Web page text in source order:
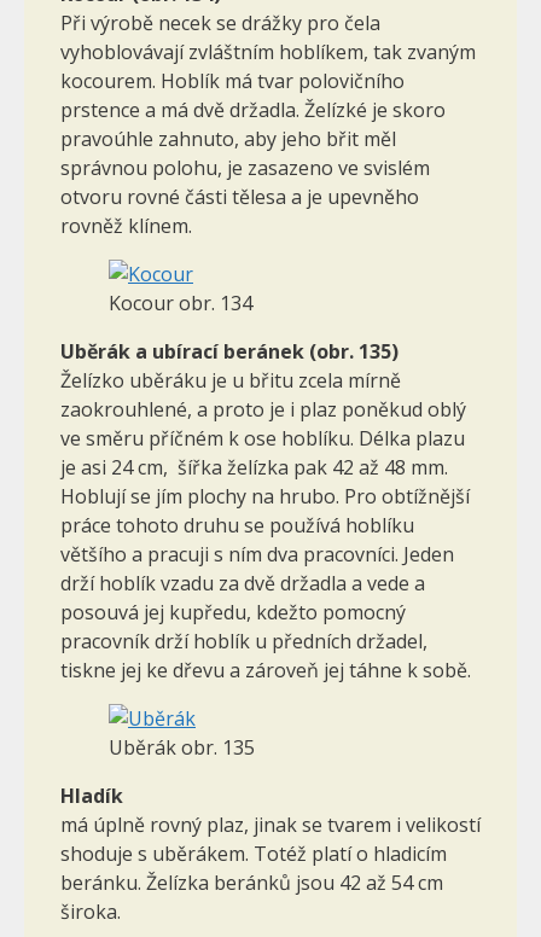
Při výrobě necek se drážky pro čela
vyhoblovávají zvláštním hoblíkem, tak zvaným
kocourem. Hoblík má tvar polovičního
prstence a má dvě držadla. Želízké je skoro
pravoúhle zahnuto, aby jeho břit měl
správnou polohu, je zasazeno ve svislém
otvoru rovné části tělesa a je upevněho
rovněž klínem.
Kocour obr. 134
Uběrák a ubírací beránek (obr. 135)
Želízko uběráku je u břitu zcela mírně
zaokrouhlené, a proto je i plaz poněkud oblý
ve směru příčném k ose hoblíku. Délka plazu
je asi 24 cm, šířka želízka pak 42 až 48 mm.
Hoblují se jím plochy na hrubo. Pro obtížnější
práce tohoto druhu se používá hoblíku
většího a pracuji s ním dva pracovníci. Jeden
drží hoblík vzadu za dvě držadla a vede a
posouvá jej kupředu, kdežto pomocný
pracovník drží hoblík u předních držadel,
tiskne jej ke dřevu a zároveň jej táhne k sobě.
Uběrák obr. 135
Hladík
má úplně rovný plaz, jinak se tvarem i velikostí
shoduje s uběrákem. Totéž platí o hladicím
beránku. Želízka beránků jsou 42 až 54 cm
široka.